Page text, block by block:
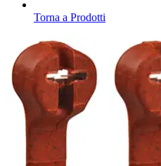
Torna a Prodotti